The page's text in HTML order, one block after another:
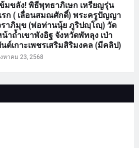
ข้มขลัง! พิธีพุทธาภิเษก เหรียญรุ่น
รก ( เลื่อนสมณศักดิ์) พระครูปัญญา
ราภิมุข (พ่อท่านนุ้ย ภูริปญฺโญฺ) วัด
น้าถ้ำเขาพังอิฐ จังหวัดพัทลุง เป่า
นต์เกาะเพชรเสริมสิริมงคล (มีคลิป)
หาคม 23, 2568